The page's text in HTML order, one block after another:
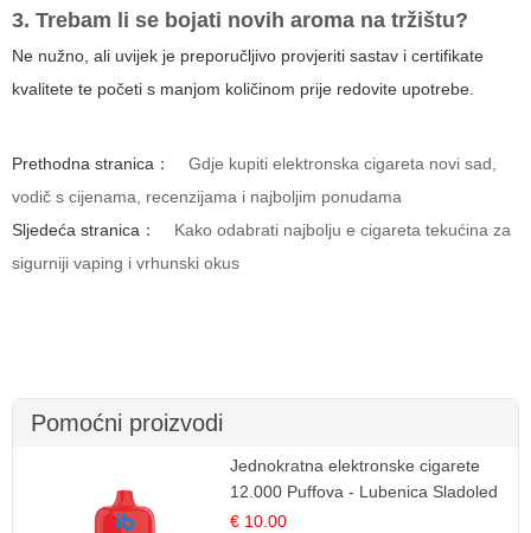
3. Trebam li se bojati novih aroma na tržištu?
Ne nužno, ali uvijek je preporučljivo provjeriti sastav i certifikate
kvalitete te početi s manjom količinom prije redovite upotrebe.
Prethodna stranica：
Gdje kupiti elektronska cigareta novi sad,
vodič s cijenama, recenzijama i najboljim ponudama
Sljedeća stranica：
Kako odabrati najbolju e cigareta tekućina za
sigurniji vaping i vrhunski okus
Pomoćni proizvodi
Jednokratna elektronske cigarete
12.000 Puffova - Lubenica Sladoled
| Ljetna Desertna Aroma
€ 10.00